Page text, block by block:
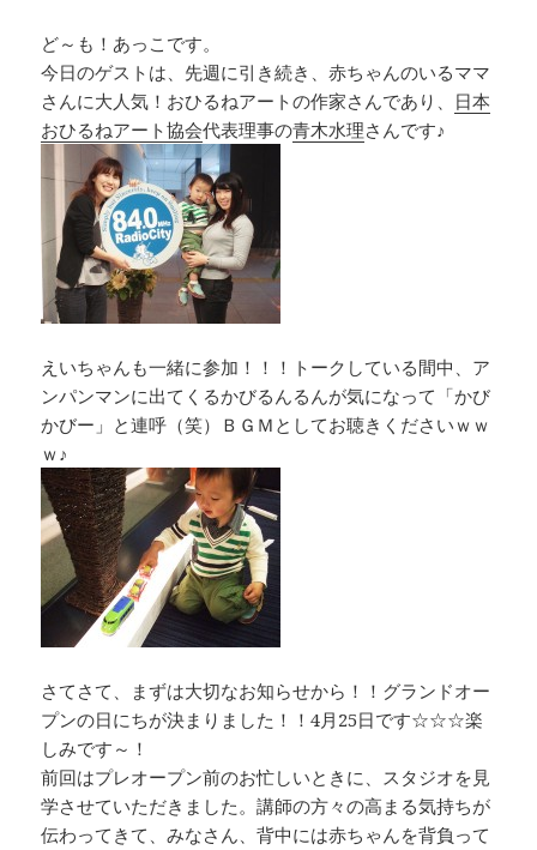
ど～も！あっこです。
今日のゲストは、先週に引き続き、赤ちゃんのいるママ
さんに大人気！おひるねアートの作家さんであり、 日本
おひるねアート協会代表理事の青木水理さんです♪
えいちゃんも一緒に参加！！！トークしている間中、ア
ンパンマンに出てくるかびるんるんが気になって「かび
かびー」と連呼（笑）ＢＧＭとしてお聴きくださいｗｗ
ｗ♪
さてさて、まずは大切なお知らせから！！グランドオー
プンの日にちが決まりました！！4月25日です☆☆☆楽
しみです～！
前回はプレオープン前のお忙しいときに、スタジオを見
学させていただきました。講師の方々の高まる気持ちが
伝わってきて、みなさん、背中には赤ちゃんを背負って